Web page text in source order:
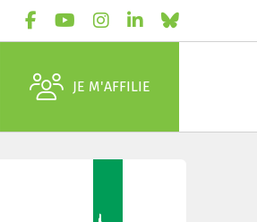
JE M'AFFILIE